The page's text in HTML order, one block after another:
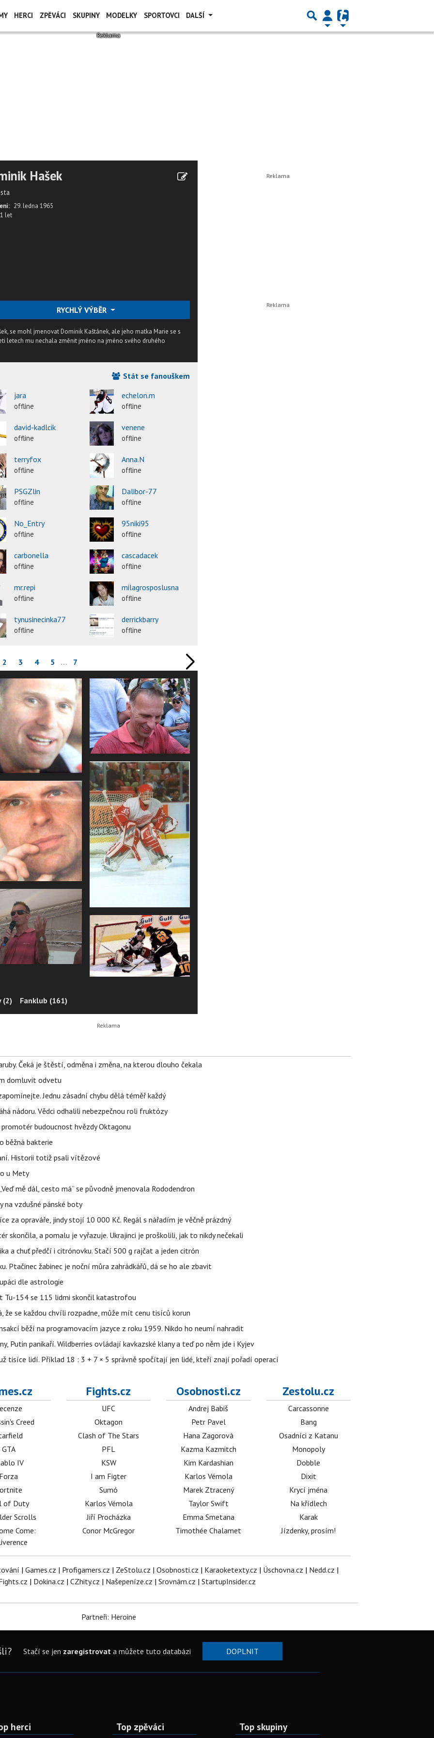
HERCI ZPĚVÁCI SKUPINY MODELKY SPORTOVCI DALŠÍ
Hašek
29. ledna 1965
let
RYCHLÝ VÝBĚR
se mohl jmenovat Dominik Kaštánek, ale jeho matka Marie se s
letech mu nechala změnit jméno na jméno svého druhého
Stát se fanouškem
jara
offline
echelon.m
offline
david-kadlcik
offline
venene
offline
terryfox
offline
Anna.N
offline
PSGZlin
offline
Dalibor-77
offline
No_Entry
offline
95niki95
offline
carbonella
offline
cascadacek
offline
mr.repi
offline
milagrosposlusna
offline
tynusinecinka77
offline
derrickbarry
offline
2 3 4 5 … 7
(2) Fanklub (161)
Čeká je štěstí, odměna i změna, na kterou dlouho čekala
domluvit odvetu
Jednu zásadní chybu dělá téměř každý
nádoru. Vědci odhalili nebezpečnou roli fruktózy
budoucnost hvězdy Oktagonu
běžná bakterie
Historii totiž psali vítězové
u Mety
mě dál, cesto má“ se původně jmenovala Rododendron
na vzdušné pánské boty
za opraváře, jindy stojí 10 000 Kč. Regál s nářadím je věčně prázdný
skončila, a pomalu je vyřazuje. Ukrajinci je proškolili, jak to nikdy nečekali
a chuť předčí i citrónovku. Stačí 500 g rajčat a jeden citrón
Ptačinec žabinec je noční můra zahrádkářů, dá se ho ale zbavit
dle astrologie
Tu-154 se 115 lidmi skončil katastrofou
že se každou chvíli rozpadne, může mít cenu tisíců korun
běží na programovacím jazyce z roku 1959. Nikdo ho neumí nahradit
Putin panikaří. Wildberries ovládají kavkazské klany a teď po něm jde i Kyjev
tisíce lidí. Příklad 18 : 3 + 7 × 5 správně spočítají jen lidé, kteří znají pořadí operací
Creed
GTA
IV
of Duty
Scrolls
Come:
Fights.cz
UFC
Oktagon
Clash of The Stars
PFL
KSW
I am Figter
Sumó
Karlos Vémola
Jiří Procházka
Conor McGregor
Osobnosti.cz
Andrej Babiš
Petr Pavel
Hana Zagorová
Kazma Kazmitch
Kim Kardashian
Karlos Vémola
Marek Ztracený
Taylor Swift
Emma Smetana
Timothée Chalamet
Zestolu.cz
Carcassonne
Bang
Osadníci z Katanu
Monopoly
Dobble
Dixit
Krycí jména
Na křídlech
Karak
Jízdenky, prosím!
| Games.cz | Profigamers.cz | ZeStolu.cz | Osobnosti.cz | Karaoketexty.cz | Úschovna.cz | Nedd.cz |
| Dokina.cz | CZhity.cz | Našepeníze.cz | Srovnám.cz | StartupInsider.cz
Partneři: Heroine
Stačí se jen zaregistrovata můžete tuto databázi DOPLNIT
herci Top zpěváci Top skupiny